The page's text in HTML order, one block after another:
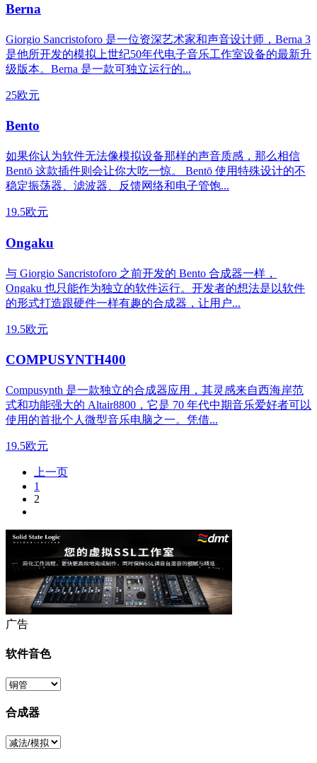
Berna
Giorgio Sancristoforo 是一位资深艺术家和声音设计师，Berna 3
是他所开发的模拟上世纪50年代电子音乐工作室设备的最新升
级版本。Berna 是一款可独立运行的...
25欧元
Bento
如果你认为软件无法像模拟设备那样的声音质感，那么相信
Bentō 这款插件则会让你大吃一惊。 Bentō 使用特殊设计的不
稳定振荡器、滤波器、反馈网络和电子管饱...
19.5欧元
Ongaku
与 Giorgio Sancristoforo 之前开发的 Bento 合成器一样，
Ongaku 也只能作为独立的软件运行。开发者的想法是以软件
的形式打造跟硬件一样有趣的合成器，让用户...
19.5欧元
COMPUSYNTH400
Compusynth 是一款独立的合成器应用，其灵感来自西海岸范
式和功能强大的 Altair8800，它是 70 年代中期音乐爱好者可以
使用的首批个人微型音乐电脑之一。凭借...
19.5欧元
上一页
1
2
广告
软件音色
合成器